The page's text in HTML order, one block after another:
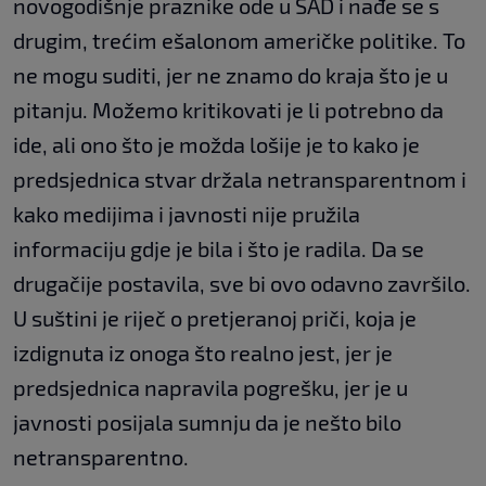
novogodišnje praznike ode u SAD i nađe se s
drugim, trećim ešalonom američke politike. To
ne mogu suditi, jer ne znamo do kraja što je u
pitanju. Možemo kritikovati je li potrebno da
ide, ali ono što je možda lošije je to kako je
predsjednica stvar držala netransparentnom i
kako medijima i javnosti nije pružila
informaciju gdje je bila i što je radila. Da se
drugačije postavila, sve bi ovo odavno završilo.
U suštini je riječ o pretjeranoj priči, koja je
izdignuta iz onoga što realno jest, jer je
predsjednica napravila pogrešku, jer je u
javnosti posijala sumnju da je nešto bilo
netransparentno.